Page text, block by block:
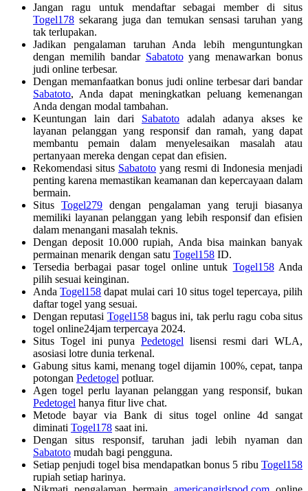
Jangan ragu untuk mendaftar sebagai member di situs
Togel178 sekarang juga dan temukan sensasi taruhan yang
tak terlupakan.
Jadikan pengalaman taruhan Anda lebih menguntungkan
dengan memilih bandar Sabatotoyang menawarkan bonus
judi online terbesar.
Dengan memanfaatkan bonus judi online terbesar dari bandar
Sabatoto, Anda dapat meningkatkan peluang kemenangan
Anda dengan modal tambahan.
Keuntungan lain dari Sabatoto adalah adanya akses ke
layanan pelanggan yang responsif dan ramah, yang dapat
membantu pemain dalam menyelesaikan masalah atau
pertanyaan mereka dengan cepat dan efisien.
Rekomendasi situs Sabatoto yang resmi di Indonesia menjadi
penting karena memastikan keamanan dan kepercayaan dalam
bermain.
SitusTogel279 dengan pengalaman yang teruji biasanya
memiliki layanan pelanggan yang lebih responsif dan efisien
dalam menangani masalah teknis.
Dengan deposit 10.000 rupiah, Anda bisa mainkan banyak
permainan menarik dengan satu Togel158 ID.
Tersedia berbagai pasar togel online untuk Togel158Anda
pilih sesuai keinginan.
AndaTogel158 dapat mulai cari 10 situs togel tepercaya, pilih
daftar togel yang sesuai.
Dengan reputasi Togel158bagus ini, tak perlu ragu coba situs
togel online24jam terpercaya 2024.
Situs Togel ini punya Pedetogel lisensi resmi dari WLA,
asosiasi lotre dunia terkenal.
Gabung situs kami, menang togel dijamin 100%, cepat, tanpa
potongan Pedetogel potluar.
Agen togel perlu layanan pelanggan yang responsif, bukan
Pedetogel hanya fitur live chat.
Metode bayar via Bank di situs togel online 4d sangat
diminati Togel178 saat ini.
Dengan situs responsif, taruhan jadi lebih nyaman dan
Sabatoto mudah bagi pengguna.
Setiap penjudi togel bisa mendapatkan bonus 5 ribu Togel158
rupiah setiap harinya.